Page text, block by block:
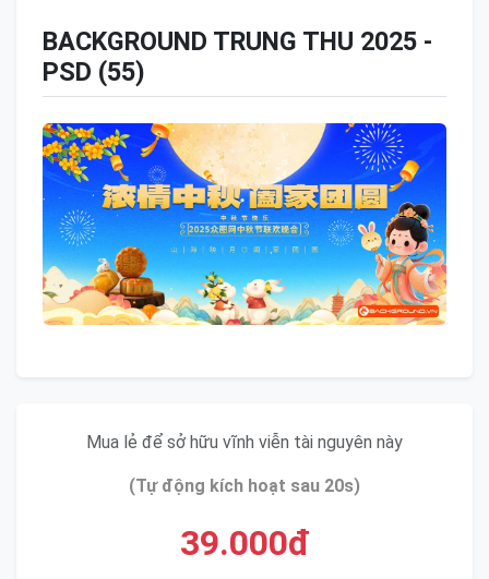
BACKGROUND TRUNG THU 2025 -
PSD (55)
Mua lẻ để sở hữu vĩnh viễn tài nguyên này
(Tự động kích hoạt sau 20s)
39.000đ